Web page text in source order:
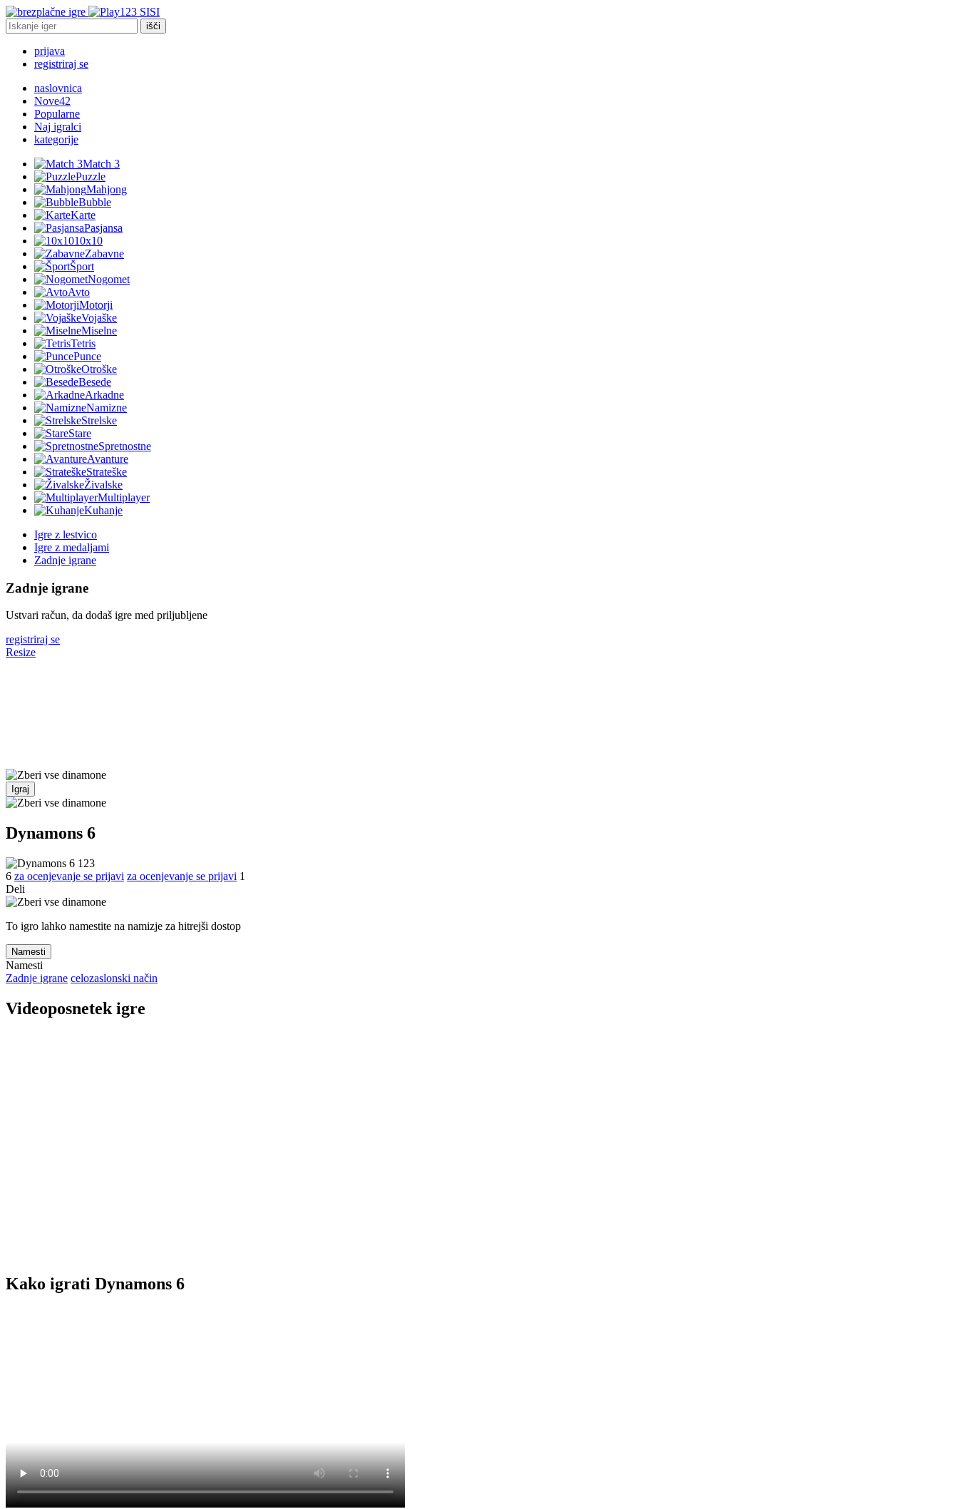
SI
išči
prijava
registriraj se
naslovnica
Nove42
Popularne
Naj igralci
kategorije
Match 3
Puzzle
Mahjong
Bubble
Karte
Pasjansa
10x10
Zabavne
Šport
Nogomet
Avto
Motorji
Vojaške
Miselne
Tetris
Punce
Otroške
Besede
Arkadne
Namizne
Strelske
Stare
Spretnostne
Avanture
Strateške
Živalske
Multiplayer
Kuhanje
Igre z lestvico
Igre z medaljami
Zadnje igrane
Zadnje igrane
Ustvari račun, da dodaš igre med priljubljene
registriraj se
Resize
Igraj
Dynamons 6
6 za ocenjevanje se prijavi za ocenjevanje se prijavi 1
Deli
To igro lahko namestite na namizje za hitrejši dostop
Namesti
Namesti
Zadnje igrane celozaslonski način
Videoposnetek igre
Kako igrati Dynamons 6